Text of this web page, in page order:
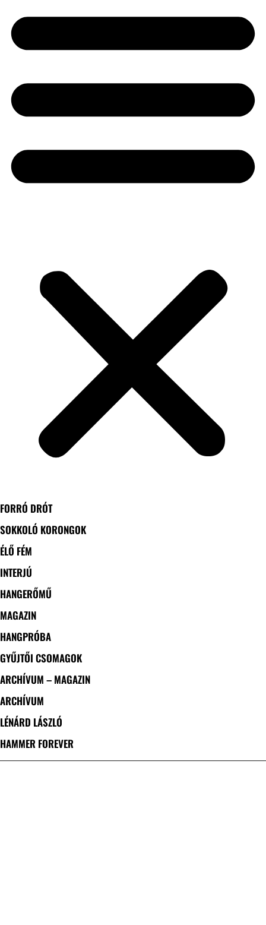
FORRÓ DRÓT
SOKKOLÓ KORONGOK
ÉLŐ FÉM
INTERJÚ
HANGERŐMŰ
MAGAZIN
HANGPRÓBA
GYŰJTŐI CSOMAGOK
ARCHÍVUM – MAGAZIN
ARCHÍVUM
LÉNÁRD LÁSZLÓ
HAMMER FOREVER